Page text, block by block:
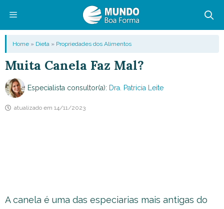
conteúdo
Menu
Home » Dieta » Propriedades dos Alimentos
Muita Canela Faz Mal?
Especialista consultor(a): Dra. Patricia Leite
atualizado em 14/11/2023
A canela é uma das especiarias mais antigas do